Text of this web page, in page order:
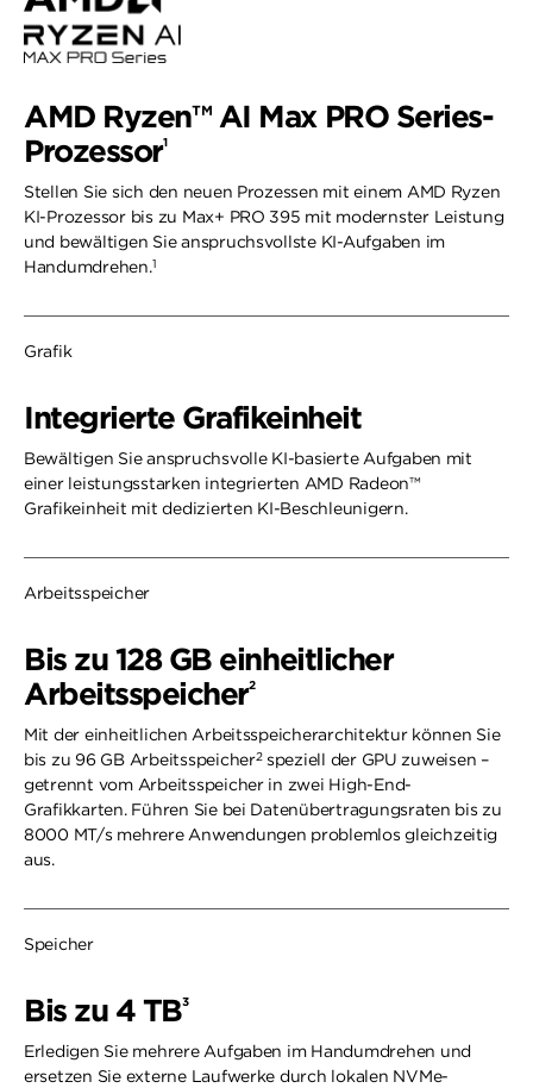
AMD Ryzen™ AI Max PRO Series-
Prozessor1
Stellen Sie sich den neuen Prozessen mit einem AMD Ryzen
KI-Prozessor bis zu Max+ PRO 395 mit modernster Leistung
und bewältigen Sie anspruchsvollste KI-Aufgaben im
Handumdrehen.1
Grafik
Integrierte Grafikeinheit
Bewältigen Sie anspruchsvolle KI-basierte Aufgaben mit
einer leistungsstarken integrierten AMD Radeon™
Grafikeinheit mit dedizierten KI-Beschleunigern.
Arbeitsspeicher
Bis zu 128 GB einheitlicher
Arbeitsspeicher2
Mit der einheitlichen Arbeitsspeicherarchitektur können Sie
bis zu 96 GB Arbeitsspeicher2speziell der GPU zuweisen –
getrennt vom Arbeitsspeicher in zwei High-End-
Grafikkarten. Führen Sie bei Datenübertragungsraten bis zu
8000 MT/s mehrere Anwendungen problemlos gleichzeitig
aus.
Speicher
Bis zu 4 TB3
Erledigen Sie mehrere Aufgaben im Handumdrehen und
ersetzen Sie externe Laufwerke durch lokalen NVMe-